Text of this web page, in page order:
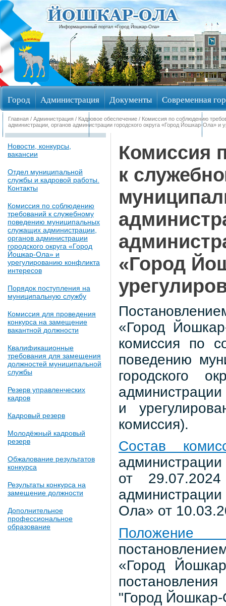
Информационный портал «Город Йошкар-Ола»
Город Администрация Документы Современная
Обращения граждан Общественные обсуждения
Главная / Администрация / Кадровое обеспечение / Комиссия по соблюдению
администрации, органов администрации городского округа «Город Йошкар-Ола» и
Новости, конкурсы,
вакансии
Отдел муниципальной
службы и кадровой работы.
Контакты
Комиссия по соблюдению
требований к служебному
поведению муниципальных
служащих администрации,
органов администрации
городского округа «Город
Йошкар-Ола» и
урегулированию конфликта
интересов
Порядок поступления на
муниципальную службу
Комиссия для проведения
конкурса на замещение
вакантной должности
Квалификационные
требования для замещения
должностей муниципальной
службы
Резерв управленческих
кадров
Кадровый резерв
Молодёжный кадровый
резерв
Обжалование результатов
конкурса
Результаты конкурса на
замещение должности
Дополнительное
профессиональное
образование
Комиссия
к
«Город
«Город
комиссия по
поведению
городского
администрации
и
комиссия).
Состав
администрации
от
Ола» от
«Город
"Город